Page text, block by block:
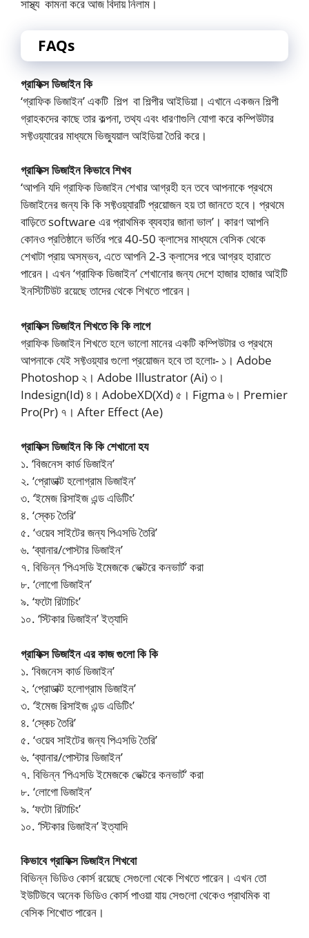
সাস্থ্য কামনা করে আজ বিদায় নিলাম।
FAQs
গ্রাফিক্স ডিজাইন কি
‘গ্রাফিক ডিজাইন’ একটি শিল্প বা শিল্পীর আইডিয়া। এখানে একজন শিল্পী
গ্রাহকদের কাছে তার কল্পনা, তথ্য এবং ধারণাগুলি যোগা করে কম্পিউটার
সফ্টওয়্যারের মাধ্যমে ভিজ্যুয়াল আইডিয়া তৈরি করে।
গ্রাফিক্স ডিজাইন কিভাবে শিখব
‘আপনি যদি গ্রাফিক ডিজাইন শেখার আগ্রহী হন তবে আপনাকে প্রথমে
ডিজাইনের জন্য কি কি সফ্টওয়্যারটি প্রয়োজন হয় তা জানতে হবে। প্রথমে
বাড়িতে software এর প্রাথমিক ব্যবহার জানা ভাল’। কারণ আপনি
কোনও প্রতিষ্ঠানে ভর্তির পরে 40-50 ক্লাসের মাধ্যমে বেসিক থেকে
শেখাটা প্রায় অসম্ভব, এতে আপনি 2-3 ক্লাসের পরে আগ্রহ হারাতে
পারেন। এখন ‘গ্রাফিক ডিজাইন’ শেখানোর জন্য দেশে হাজার হাজার আইটি
ইনস্টিটিউট রয়েছে তাদের থেকে শিখতে পারেন।
গ্রাফিক্স ডিজাইন শিখতে কি কি লাগে
গ্রাফিক ডিজাইন শিখতে হলে ভালো মানের একটি কম্পিউটার ও প্রথমে
আপনাকে যেই সফ্টওয়্যার গুলো প্রয়োজন হবে তা হলোঃ- ১। Adobe
Photoshop ২। Adobe Illustrator (Ai) ৩।
Indesign(Id) ৪। AdobeXD(Xd) ৫। Figma ৬। Premier
Pro(Pr) ৭। After Effect (Ae)
গ্রাফিক্স ডিজাইন কি কি শেখানো হয
১. ‘বিজনেস কার্ড ডিজাইন’
২. ‘প্রোডাক্ট হলোগ্রাম ডিজাইন’
৩. ‘ইমেজ রিসাইজ এন্ড এডিটিং’
৪. ‘স্কেচ তৈরি’
৫. ‘ওয়েব সাইটের জন্য পিএসডি তৈরি’
৬. ‘ব্যানার/পোস্টার ডিজাইন’
৭. বিভিন্ন ‘পিএসডি ইমেজকে ভেক্টরে কনভার্ট’ করা
৮. ‘লোগো ডিজাইন’
৯. ‘ফটো রিটাচিং’
১০. ‘স্টিকার ডিজাইন’ ইত্যাদি
গ্রাফিক্স ডিজাইন এর কাজ গুলো কি কি
১. ‘বিজনেস কার্ড ডিজাইন’
২. ‘প্রোডাক্ট হলোগ্রাম ডিজাইন’
৩. ‘ইমেজ রিসাইজ এন্ড এডিটিং’
৪. ‘স্কেচ তৈরি’
৫. ‘ওয়েব সাইটের জন্য পিএসডি তৈরি’
৬. ‘ব্যানার/পোস্টার ডিজাইন’
৭. বিভিন্ন ‘পিএসডি ইমেজকে ভেক্টরে কনভার্ট’ করা
৮. ‘লোগো ডিজাইন’
৯. ‘ফটো রিটাচিং’
১০. ‘স্টিকার ডিজাইন’ ইত্যাদি
কিভাবে গ্রাফিক্স ডিজাইন শিখবো
বিভিন্ন ভিডিও কোর্স রয়েছে সেগুলো থেকে শিখতে পারেন। এখন তো
ইউটিউবে অনেক ভিডিও কোর্স পাওয়া যায় সেগুলো থেকেও প্রাথমিক বা
বেসিক শিখোত পারেন।